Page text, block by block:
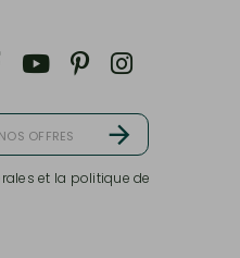
et la politique de